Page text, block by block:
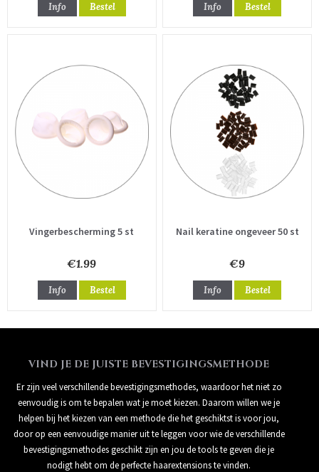
Info Bestel Info Bestel
Vingerbescherming 5 st
€1.99
Info Bestel
Nail keratine ongeveer 50 st
€9
Info Bestel
VIND JE DE JUISTE BEVESTIGINGSMETHODE
Er zijn veel verschillende bevestigingsmethodes, waardoor het niet zo
eenvoudig is om te bepalen wat je moet kiezen. Daarom willen we je
helpen bij het kiezen van een methode die het geschiktst is voor jou,
door op een eenvoudige manier uit te leggen voor wie de verschillende
bevestigingsmethodes geschikt zijn en jou de tools te geven die je
nodigt hebt om de perfecte haarextensions te vinden.